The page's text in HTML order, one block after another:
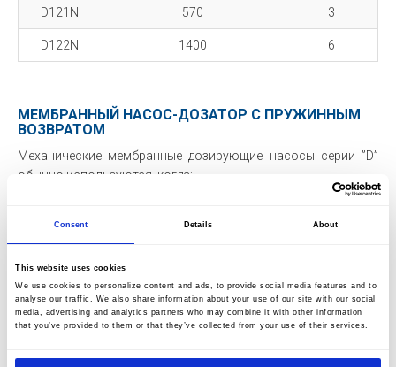
Consent Details About
This website uses cookies
We use cookies to personalize content and ads, to provide social media features and to
analyse our traffic. We also share information about your use of our site with our social
media, advertising and analytics partners who may combine it with other information
that you’ve provided to them or that they’ve collected from your use of their services.
D121N 570 3
D122N 1400 6
МЕМБРАННЫЙ НАСОС-ДОЗАТОР С ПРУЖИННЫМ
ВОЗВРАТОМ
Механические мембранные дозирующие насосы серии ”D”
обычно используются, когда:
Дозируемая жидкость содержит небольшое
Требуется герметичное исполнение
Дозируемая жидкость является токсичной
Каждый насос оснащен стандартной системой редуктора с
вертикально расположенным двигателем. Редуктор имеет
стандартный бесконтактный винт с червячным колесом,
крепящийся через подшипник, который полностью